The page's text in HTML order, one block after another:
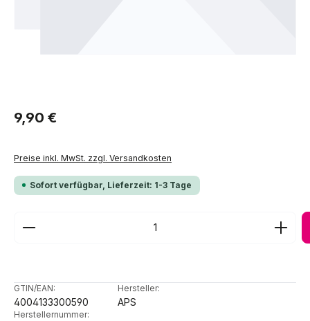
Regulärer Preis:
9,90 €
Preise inkl. MwSt. zzgl. Versandkosten
Sofort verfügbar, Lieferzeit: 1-3 Tage
Produkt Anzahl: Gib den gewünschten Wert ein
GTIN/EAN:
4004133300590
Hersteller:
APS
Herstellernummer: